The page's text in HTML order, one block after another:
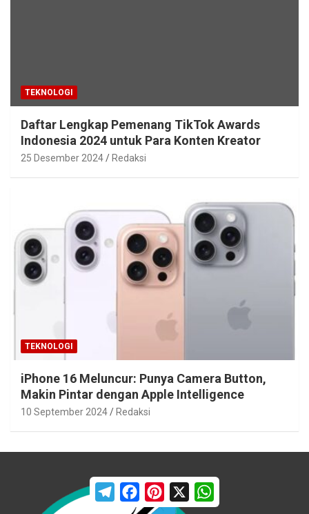
TEKNOLOGI
Daftar Lengkap Pemenang TikTok Awards
Indonesia 2024 untuk Para Konten Kreator
25 Desember 2024 Redaksi
TEKNOLOGI
iPhone 16 Meluncur: Punya Camera Button,
Makin Pintar dengan Apple Intelligence
10 September 2024 Redaksi
T
c
P
n
X
a